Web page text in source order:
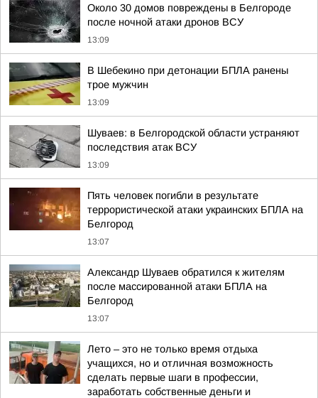
Около 30 домов повреждены в Белгороде
после ночной атаки дронов ВСУ
13:09
В Шебекино при детонации БПЛА ранены
трое мужчин
13:09
Шуваев: в Белгородской области устраняют
последствия атак ВСУ
13:09
Пять человек погибли в результате
террористической атаки украинских БПЛА на
Белгород
13:07
Александр Шуваев обратился к жителям
после массированной атаки БПЛА на
Белгород
13:07
Лето – это не только время отдыха
учащихся, но и отличная возможность
сделать первые шаги в профессии,
заработать собственные деньги и